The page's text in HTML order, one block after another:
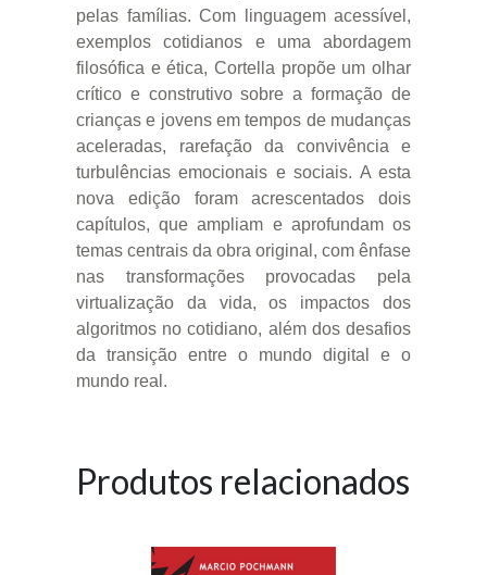
pelas famílias. Com linguagem acessível,
exemplos cotidianos e uma abordagem
filosófica e ética, Cortella propõe um olhar
crítico e construtivo sobre a formação de
crianças e jovens em tempos de mudanças
aceleradas, rarefação da convivência e
turbulências emocionais e sociais. A esta
nova edição foram acrescentados dois
capítulos, que ampliam e aprofundam os
temas centrais da obra original, com ênfase
nas transformações provocadas pela
virtualização da vida, os impactos dos
algoritmos no cotidiano, além dos desafios
da transição entre o mundo digital e o
mundo real.
Produtos relacionados